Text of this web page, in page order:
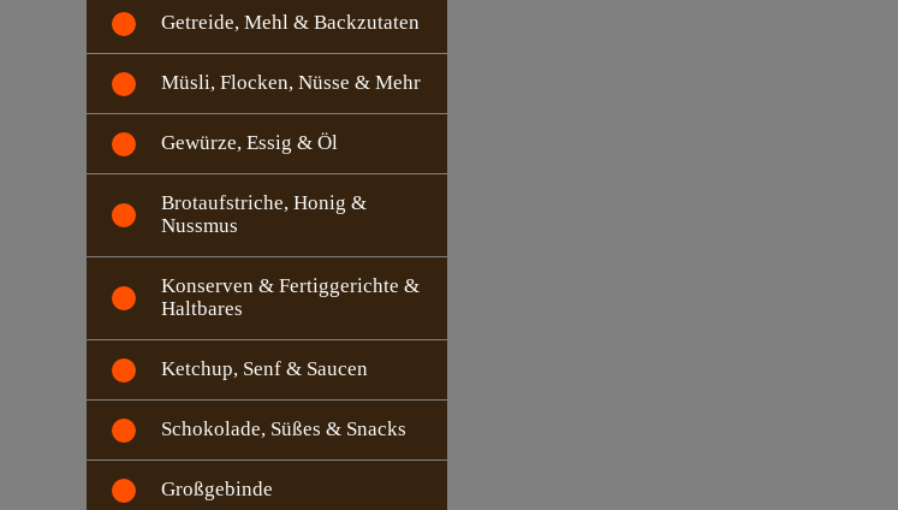
Getreide, Mehl & Backzutaten
Müsli, Flocken, Nüsse & Mehr
Gewürze, Essig & Öl
Brotaufstriche, Honig &
Nussmus
Konserven & Fertiggerichte &
Haltbares
Ketchup, Senf & Saucen
Schokolade, Süßes & Snacks
Großgebinde